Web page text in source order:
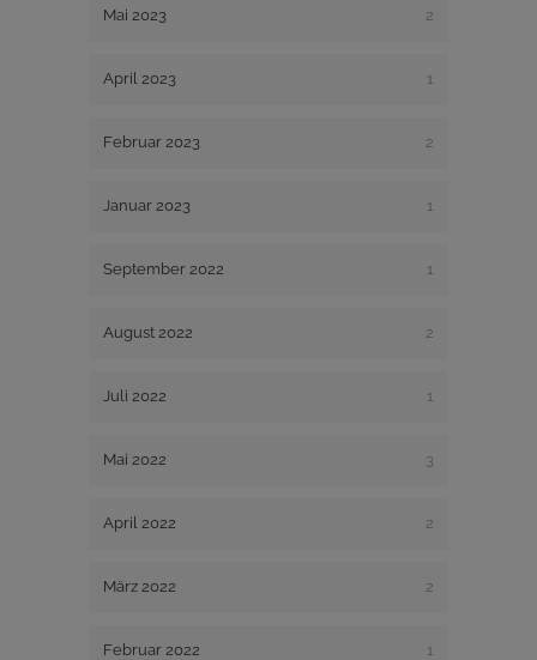
Mai 2023 2
April 2023 1
Februar 2023 2
Januar 2023 1
September 2022 1
August 2022 2
Juli 2022 1
Mai 2022 3
April 2022 2
März 2022 2
Februar 2022 1